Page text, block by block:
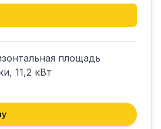
площадь
11,2 кВт